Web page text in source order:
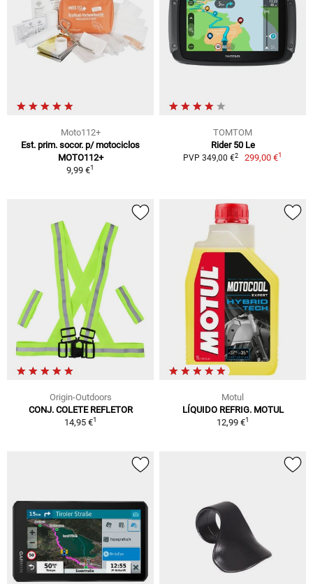
Moto112+
Est. prim. socor. p/ motociclos
MOTO112+
9,99 €1
TOMTOM
Rider 50 Le
PVP 349,00 €2 299,00 €1
Origin-Outdoors
CONJ. COLETE REFLETOR
14,95 €1
Motul
LÍQUIDO REFRIG. MOTUL
12,99 €1